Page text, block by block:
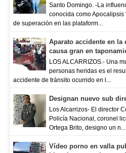
Santo Domingo. -La
conocida como Apocalipsis
de superación en las plataform...
Aparato accidente en
causa gran en
LOS ALCARRIZOS.- Una
personas heridas es el
accidente de tránsito ocurrido en l...
Designan nuevo sub
Los Alcarrizos- El director
Policía Nacional, coronel
Ortega Brito, designo un n...
Vídeo porno en valla